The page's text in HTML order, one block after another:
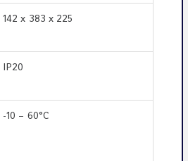
142 x 383 x 225
IP20
-10 – 60°C